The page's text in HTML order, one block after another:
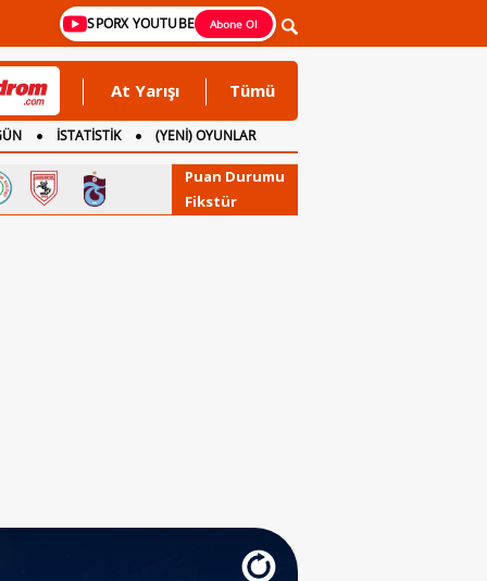
SPORX YOUTUBE Abone Ol
At Yarışı Tümü
İSTATİSTİK
(YENİ) OYUNLAR
Puan Durumu
Fikstür